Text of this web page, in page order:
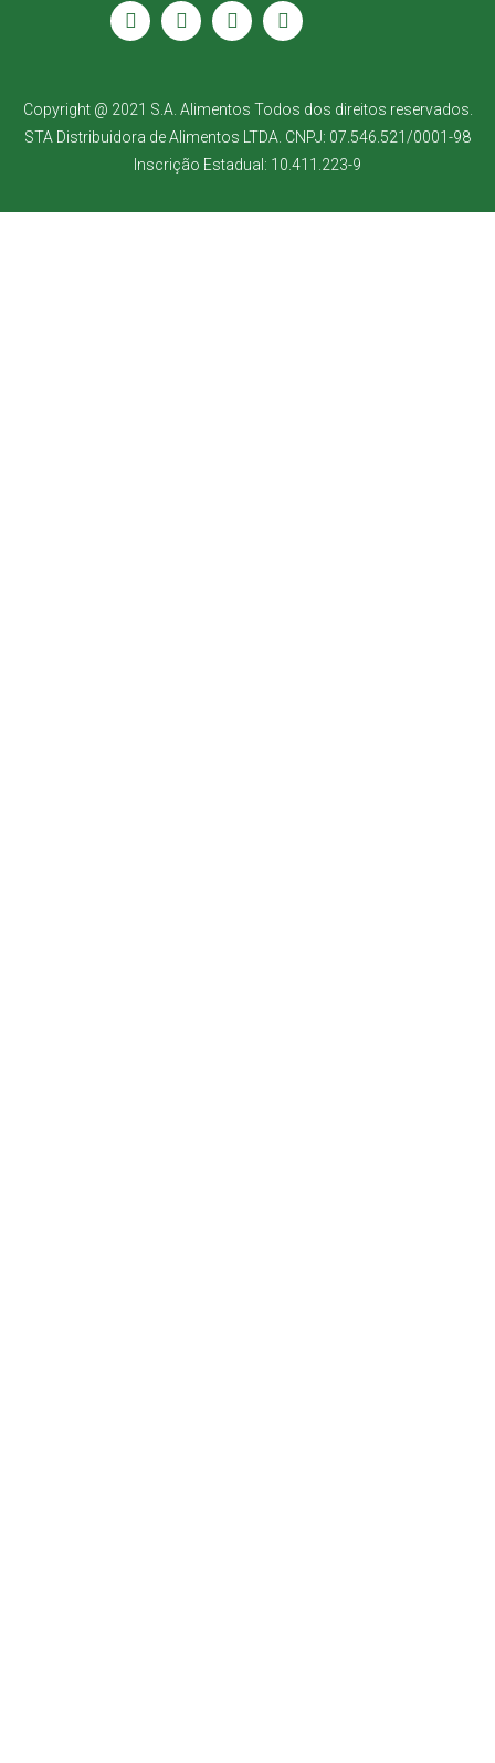
Copyright @ 2021 S.A. Alimentos Todos dos direitos reservados.
STA Distribuidora de Alimentos LTDA. CNPJ: 07.546.521/0001-98
Inscrição Estadual: 10.411.223-9